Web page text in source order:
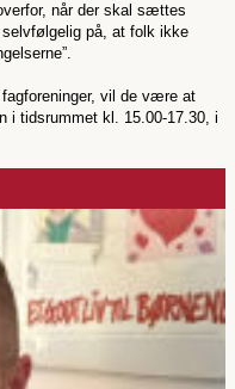
når der skal sættes
på, at folk ikke
vil de være at
i tidsrummet kl. 15.00-17.30, i